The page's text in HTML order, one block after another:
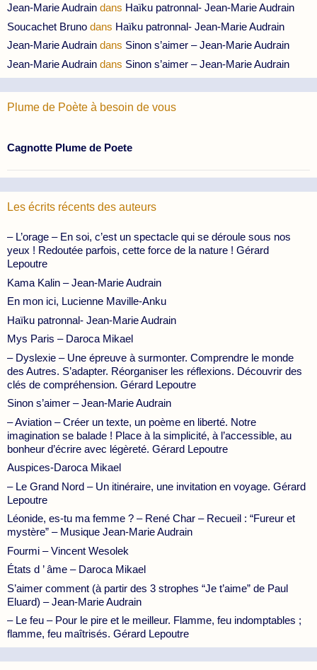
Jean-Marie Audrain dans Haïku patronnal- Jean-Marie Audrain
Soucachet Bruno dans Haïku patronnal- Jean-Marie Audrain
Jean-Marie Audrain dans Sinon s’aimer – Jean-Marie Audrain
Jean-Marie Audrain dans Sinon s’aimer – Jean-Marie Audrain
Plume de Poète à besoin de vous
Cagnotte Plume de Poete
Les écrits récents des auteurs
– L’orage – En soi, c’est un spectacle qui se déroule sous nos
yeux ! Redoutée parfois, cette force de la nature ! Gérard
Lepoutre
Kama Kalin – Jean-Marie Audrain
En mon ici, Lucienne Maville-Anku
Haïku patronnal- Jean-Marie Audrain
Mys Paris – Daroca Mikael
– Dyslexie – Une épreuve à surmonter. Comprendre le monde
des Autres. S’adapter. Réorganiser les réflexions. Découvrir des
clés de compréhension. Gérard Lepoutre
Sinon s’aimer – Jean-Marie Audrain
– Aviation – Créer un texte, un poème en liberté. Notre
imagination se balade ! Place à la simplicité, à l’accessible, au
bonheur d’écrire avec légèreté. Gérard Lepoutre
Auspices-Daroca Mikael
– Le Grand Nord – Un itinéraire, une invitation en voyage. Gérard
Lepoutre
Léonide, es-tu ma femme ? – René Char – Recueil : “Fureur et
mystère” – Musique Jean-Marie Audrain
Fourmi – Vincent Wesolek
États d ’ âme – Daroca Mikael
S’aimer comment (à partir des 3 strophes “Je t’aime” de Paul
Eluard) – Jean-Marie Audrain
– Le feu – Pour le pire et le meilleur. Flamme, feu indomptables ;
flamme, feu maîtrisés. Gérard Lepoutre